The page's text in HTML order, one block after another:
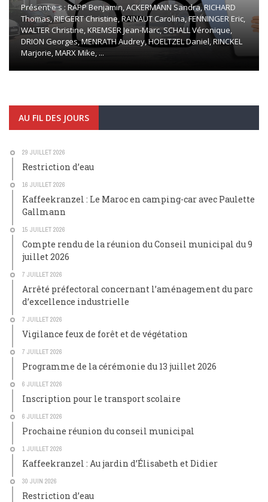
Présent·e·s : RAPP Benjamin, ACKERMANN Sandra, RICHARD
Thomas, RIEGERT Christine, RAINAUT Carolina, FENNINGER Eric,
WALTER Christine, KREMSER Jean-Marc, SCHALL Véronique,
DRION Georges, MENRATH Audrey, HOELTZEL Daniel, RINCKEL
Marjorie, MARX Mike, ...
AU FIL DES JOURS
29 JUILLET 2026
Restriction d’eau
16 JUILLET 2026
Kaffeekranzel : Le Maroc en camping-car avec Paulette
Gallmann
15 JUILLET 2026
Compte rendu de la réunion du Conseil municipal du 9
juillet 2026
7 JUILLET 2026
Arrêté préfectoral concernant l’aménagement du parc
d’excellence industrielle
7 JUILLET 2026
Vigilance feux de forêt et de végétation
7 JUILLET 2026
Programme de la cérémonie du 13 juillet 2026
6 JUILLET 2026
Inscription pour le transport scolaire
6 JUILLET 2026
Prochaine réunion du conseil municipal
1 JUILLET 2026
Kaffeekranzel : Au jardin d’Élisabeth et Didier
30 JUIN 2026
Restriction d’eau